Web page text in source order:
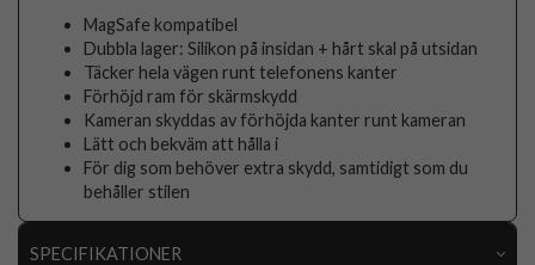
MagSafe kompatibel
Dubbla lager: Silikon på insidan + hårt skal på utsidan
Täcker hela vägen runt telefonens kanter
Förhöjd ram för skärmskydd
Kameran skyddas av förhöjda kanter runt kameran
Lätt och bekväm att hålla i
För dig som behöver extra skydd, samtidigt som du
behåller stilen
SPECIFIKATIONER